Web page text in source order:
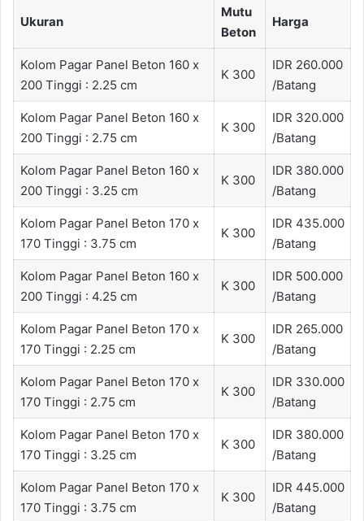
Ukuran
Mutu
Beton
Harga
Kolom Pagar Panel Beton 160 x
200 Tinggi : 2.25 cm
K 300
IDR 260.000
/Batang
Kolom Pagar Panel Beton 160 x
200 Tinggi : 2.75 cm
K 300
IDR 320.000
/Batang
Kolom Pagar Panel Beton 160 x
200 Tinggi : 3.25 cm
K 300
IDR 380.000
/Batang
Kolom Pagar Panel Beton 170 x
170 Tinggi : 3.75 cm
K 300
IDR 435.000
/Batang
Kolom Pagar Panel Beton 160 x
200 Tinggi : 4.25 cm
K 300
IDR 500.000
/Batang
Kolom Pagar Panel Beton 170 x
170 Tinggi : 2.25 cm
K 300
IDR 265.000
/Batang
Kolom Pagar Panel Beton 170 x
170 Tinggi : 2.75 cm
K 300
IDR 330.000
/Batang
Kolom Pagar Panel Beton 170 x
170 Tinggi : 3.25 cm
K 300
IDR 380.000
/Batang
Kolom Pagar Panel Beton 170 x
170 Tinggi : 3.75 cm
K 300
IDR 445.000
/Batang